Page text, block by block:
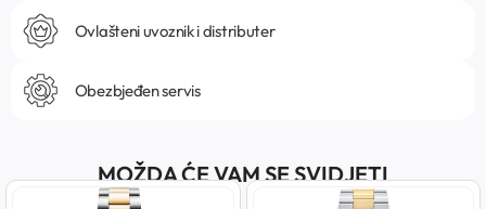
Ovlašteni uvoznik i distributer
Obezbjeđen servis
MOŽDA ĆE VAM SE SVIDJETI